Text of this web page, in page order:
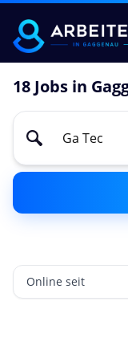
18 Jobs in
Online seit